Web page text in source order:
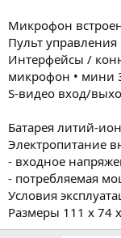
Микрофон
Пульт
Интерфейсы /
микрофон • мини
S-видео вход/
Батарея литий-
Электропитание
- входное
- потребляемая
Условия
Размеры 111 x 74